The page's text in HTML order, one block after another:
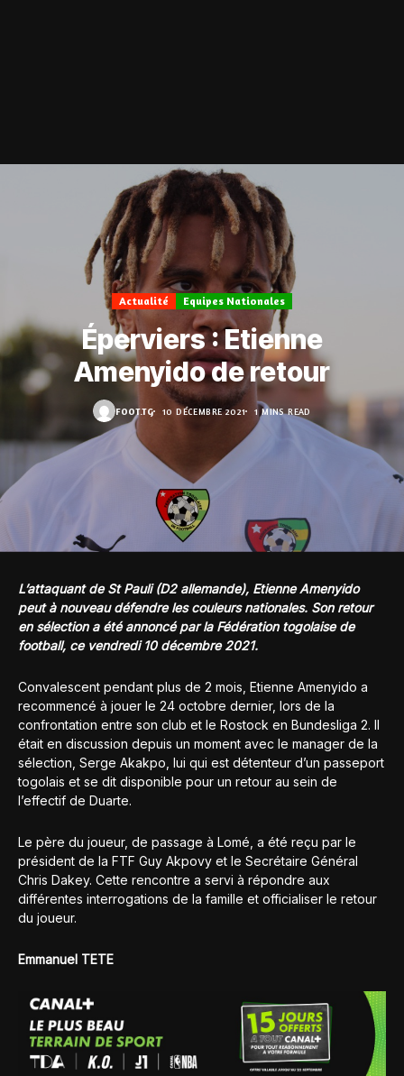
Actualité Equipes Nationales
Éperviers : Etienne
Amenyido de retour
FOOT.TG 10 DÉCEMBRE 2021 1 MINS READ
L’attaquant de St Pauli (D2 allemande), Etienne Amenyido
peut à nouveau défendre les couleurs nationales. Son retour
en sélection a été annoncé par la Fédération togolaise de
football, ce vendredi 10 décembre 2021.
Convalescent pendant plus de 2 mois, Etienne Amenyido a
recommencé à jouer le 24 octobre dernier, lors de la
confrontation entre son club et le Rostock en Bundesliga 2. Il
était en discussion depuis un moment avec le manager de la
sélection, Serge Akakpo, lui qui est détenteur d’un passeport
togolais et se dit disponible pour un retour au sein de
l’effectif de Duarte.
Le père du joueur, de passage à Lomé, a été reçu par le
président de la FTF Guy Akpovy et le Secrétaire Général
Chris Dakey. Cette rencontre a servi à répondre aux
différentes interrogations de la famille et officialiser le retour
du joueur.
Emmanuel TETE